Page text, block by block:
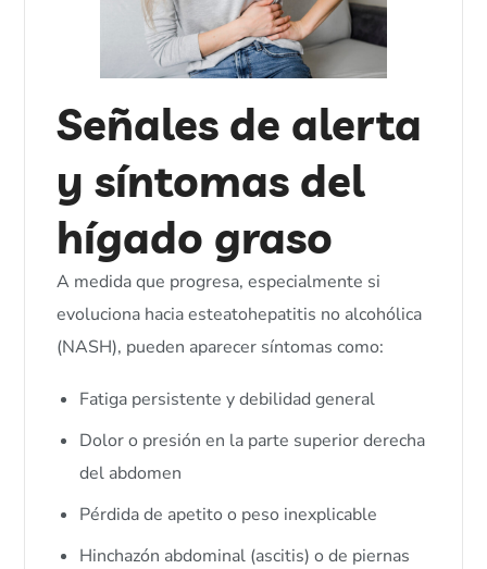
Señales de alerta
y síntomas del
hígado graso
A medida que progresa, especialmente si
evoluciona hacia esteatohepatitis no alcohólica
(NASH), pueden aparecer síntomas como:
Fatiga persistente y debilidad general
Dolor o presión en la parte superior derecha
del abdomen
Pérdida de apetito o peso inexplicable
Hinchazón abdominal (ascitis) o de piernas